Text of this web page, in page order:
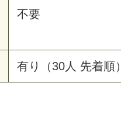
不要
有り（30人 先着順）